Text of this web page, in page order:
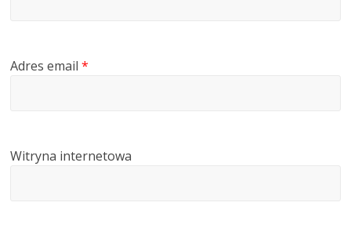
Adres email*
Witryna internetowa